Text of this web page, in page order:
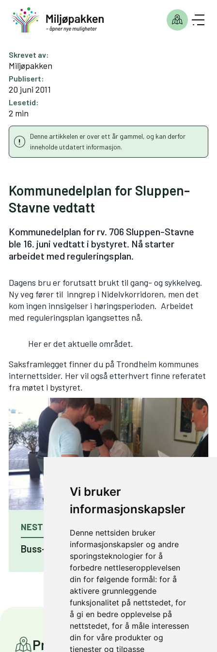
Vi bruker
informasjonskapsler
Denne nettsiden bruker
informasjonskapsler og andre
sporingsteknologier for å
forbedre nettleseropplevelsen
din for følgende formål: for å
aktivere grunnleggende
funksjonalitet på nettstedet, for
å gi en bedre opplevelse på
nettstedet, for å måle interessen
din for våre produkter og
tjenester og tilpasse
Skrevet av:
Miljøpakken
Publisert:
20 juni 2011
Lesetid:
2 min
Denne artikkelen er over ett år gammel, og kan derfor
inneholde utdatert informasjon.
Kommunedelplan for Sluppen-
Stavne vedtatt
Kommunedelplan for rv. 706 Sluppen-Stavne
ble 16. juni vedtatt i bystyret. Nå starter
arbeidet med reguleringsplan.
Dagens bru er forutsatt brukt til gang- og sykkelveg.
Ny veg fører til inngrep i Nidelvkorridoren, men det
kom ingen innsigelser i høringsperioden. Arbeidet
med reguleringsplan igangsettes nå.
Her er det aktuelle området.
Saksframlegget finner du på Trondheim kommunes
internettsider. Her vil også etterhvert finne referatet
fra møtet i bystyret.
NESTE ARTIKKEL
Buss-aksjon hos Siemens
Prosjekter